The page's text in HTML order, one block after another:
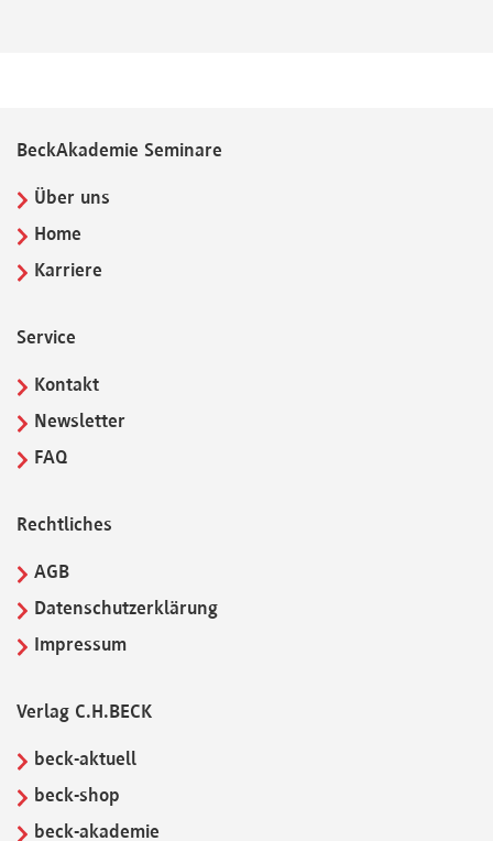
BeckAkademie Seminare
Über uns
Home
Karriere
Service
Kontakt
Newsletter
FAQ
Rechtliches
AGB
Datenschutzerklärung
Impressum
Verlag C.H.BECK
beck-aktuell
beck-shop
beck-akademie